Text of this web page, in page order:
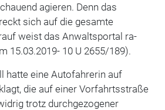
agieren. Denn das
sich auf die gesamte
weist das Anwaltsportal ra-
15.03.2019- 10 U 2655/189).
hatte eine Autofahrerin auf
die auf einer Vorfahrtsstraße
trotz durchgezogener